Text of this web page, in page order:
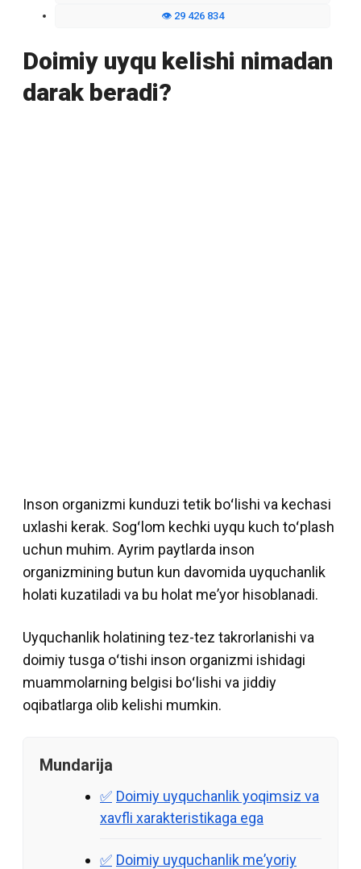
👁️ 29 426 834
Doimiy uyqu kelishi nimadan
darak beradi?
Inson organizmi kunduzi tetik boʻlishi va kechasi
uxlashi kerak. Sogʻlom kechki uyqu kuch toʻplash
uchun muhim. Ayrim paytlarda inson
organizmining butun kun davomida uyquchanlik
holati kuzatiladi va bu holat meʼyor hisoblanadi.
Uyquchanlik holatining tez-tez takrorlanishi va
doimiy tusga oʻtishi inson organizmi ishidagi
muammolarning belgisi boʻlishi va jiddiy
oqibatlarga olib kelishi mumkin.
Mundarija
Doimiy uyquchanlik yoqimsiz va
xavfli xarakteristikaga ega
Doimiy uyquchanlik meʼyoriy